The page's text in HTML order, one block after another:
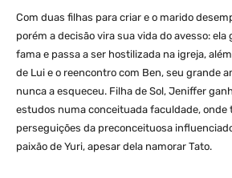
Com duas filhas para criar e o marido
porém a decisão vira sua vida do avesso: ela
fama e passa a ser hostilizada na igreja,
de Lui e o reencontro com Ben, seu grande
nunca a esqueceu. Filha de Sol, Jeniffer
estudos numa conceituada faculdade, onde
perseguições da preconceituosa
paixão de Yuri, apesar dela namorar Tato.